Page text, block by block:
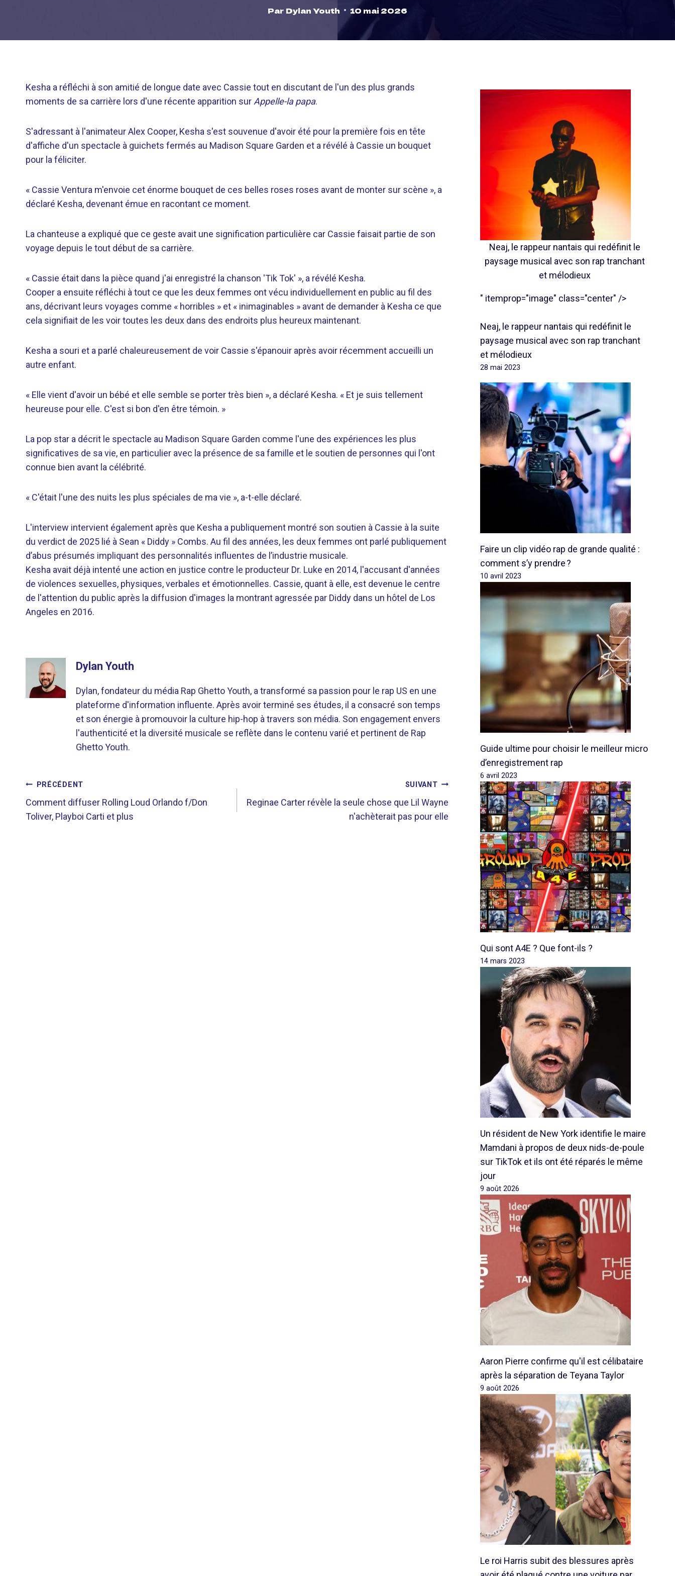
Par Dylan Youth 10 mai 2026
Kesha a réfléchi à son amitié de longue date avec Cassie tout en discutant de l'un des plus grands
moments de sa carrière lors d'une récente apparition sur Appelle-la papa.
S'adressant à l'animateur Alex Cooper, Kesha s'est souvenue d'avoir été pour la première fois en tête
d'affiche d'un spectacle à guichets fermés au Madison Square Garden et a révélé à Cassie un bouquet
pour la féliciter.
« Cassie Ventura m'envoie cet énorme bouquet de ces belles roses roses avant de monter sur scène », a
déclaré Kesha, devenant émue en racontant ce moment.
La chanteuse a expliqué que ce geste avait une signification particulière car Cassie faisait partie de son
voyage depuis le tout début de sa carrière.
« Cassie était dans la pièce quand j'ai enregistré la chanson 'Tik Tok' », a révélé Kesha.
Cooper a ensuite réfléchi à tout ce que les deux femmes ont vécu individuellement en public au fil des
ans, décrivant leurs voyages comme « horribles » et « inimaginables » avant de demander à Kesha ce que
cela signifiait de les voir toutes les deux dans des endroits plus heureux maintenant.
Kesha a souri et a parlé chaleureusement de voir Cassie s'épanouir après avoir récemment accueilli un
autre enfant.
« Elle vient d'avoir un bébé et elle semble se porter très bien », a déclaré Kesha. « Et je suis tellement
heureuse pour elle. C'est si bon d'en être témoin. »
La pop star a décrit le spectacle au Madison Square Garden comme l'une des expériences les plus
significatives de sa vie, en particulier avec la présence de sa famille et le soutien de personnes qui l'ont
connue bien avant la célébrité.
« C'était l'une des nuits les plus spéciales de ma vie », a-t-elle déclaré.
L'interview intervient également après que Kesha a publiquement montré son soutien à Cassie à la suite
du verdict de 2025 lié à Sean « Diddy » Combs. Au fil des années, les deux femmes ont parlé publiquement
d’abus présumés impliquant des personnalités influentes de l’industrie musicale.
Kesha avait déjà intenté une action en justice contre le producteur Dr. Luke en 2014, l'accusant d'années
de violences sexuelles, physiques, verbales et émotionnelles. Cassie, quant à elle, est devenue le centre
de l'attention du public après la diffusion d'images la montrant agressée par Diddy dans un hôtel de Los
Angeles en 2016.
Dylan Youth
Dylan, fondateur du média Rap Ghetto Youth, a transformé sa passion pour le rap US en une
plateforme d'information influente. Après avoir terminé ses études, il a consacré son temps
et son énergie à promouvoir la culture hip-hop à travers son média. Son engagement envers
l'authenticité et la diversité musicale se reflète dans le contenu varié et pertinent de Rap
Ghetto Youth.
NAVIGATION
DE
PRÉCÉDENT
Comment diffuser Rolling Loud Orlando f/Don
Toliver, Playboi Carti et plus
SUIVANT
Reginae Carter révèle la seule chose que Lil Wayne
n'achèterait pas pour elle
Neaj, le rappeur nantais qui redéfinit le
paysage musical avec son rap tranchant
et mélodieux
" itemprop="image" class="center" />
Neaj, le rappeur nantais qui redéfinit le
paysage musical avec son rap tranchant
et mélodieux
28 mai 2023
Faire un clip vidéo rap de grande qualité :
comment s’y prendre ?
10 avril 2023
Guide ultime pour choisir le meilleur micro
d’enregistrement rap
6 avril 2023
Qui sont A4E ? Que font-ils ?
14 mars 2023
Un résident de New York identifie le maire
Mamdani à propos de deux nids-de-poule
sur TikTok et ils ont été réparés le même
jour
9 août 2026
Aaron Pierre confirme qu'il est célibataire
après la séparation de Teyana Taylor
9 août 2026
Le roi Harris subit des blessures après